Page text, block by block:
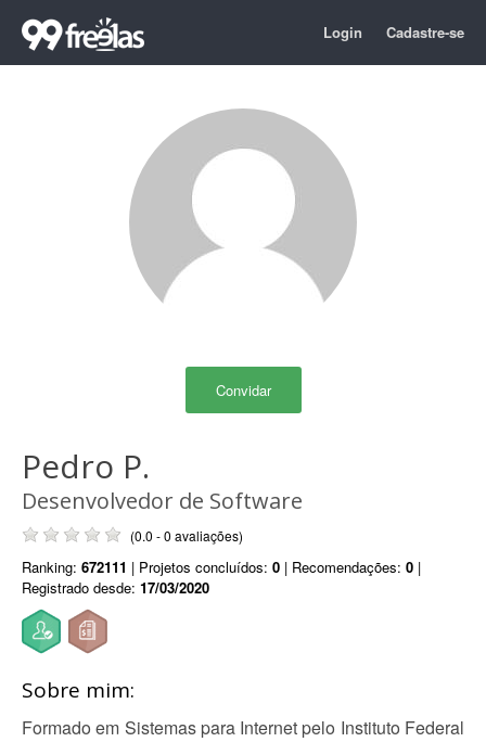
Login Cadastre-se
Convidar
Pedro P.
Desenvolvedor de Software
(0.0 - 0 avaliações)
Ranking: 672111 | Projetos concluídos: 0 | Recomendações: 0 |
Registrado desde: 17/03/2020
Sobre mim:
Formado em Sistemas para Internet pelo Instituto Federal